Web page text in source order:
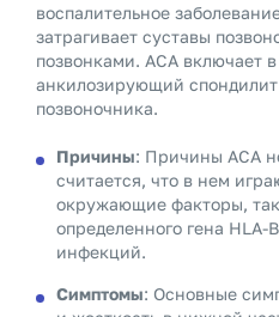
воспалительное
затрагивает суставы
позвонками. АСА включает
анкилозирующий
позвоночника.
Причины: Причины АСА
считается, что в нем
окружающие факторы,
определенного гена HLA-
инфекций.
Симптомы: Основные